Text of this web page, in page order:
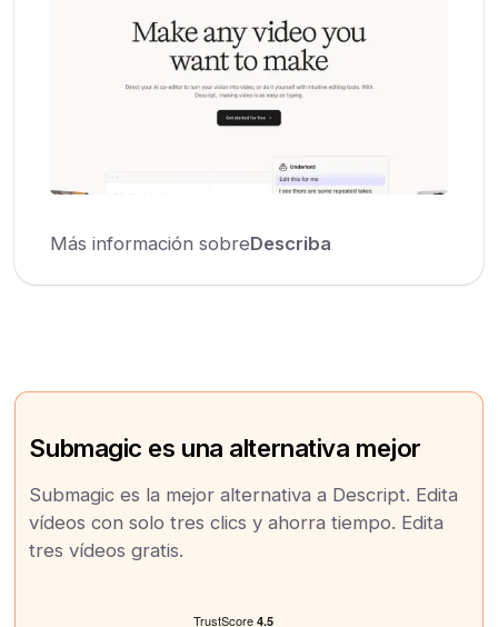
Más información sobreDescriba
Submagic es una alternativa mejor
Submagic es la mejor alternativa a Descript. Edita
vídeos con solo tres clics y ahorra tiempo. Edita
tres vídeos gratis.